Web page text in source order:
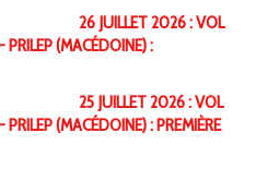
26 JUILLET 2026 : VOL
PRILEP (MACÉDOINE) :
25 JUILLET 2026 : VOL
(MACÉDOINE) : PREMIÈRE